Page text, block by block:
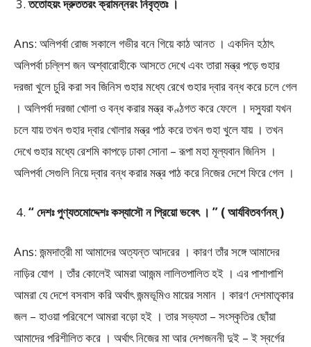
ততোহয়ং দ্রুততরং ক্রামন্নরং নিবৃত্তঃ ।
Ans: অলিপর্বা রোজ সকালে গভীর বনে গিয়ে কাঠ আনত । একদিন হঠাৎ
অলিপর্বা চল্লিশ জন অশ্বারোহীকে আসতে দেখে এবং তারা মন্ত্র পড়ে গুহার
দরজা খুলে চুরি করা সব জিনিস গুহার মধ্যে রেখে গুহার দ্বার বন্ধ করে চলে গেল
। অলিপর্বা দরজা খোলা ও বন্ধ করার মন্ত্র কণ্ঠগত করে ফেলে । দস্যুরা যখন
চলে যায় তখন গুহার দ্বার খোলার মন্ত্র পাঠ করে তখন গুহা খুলে যায় । তখন
দেখে গুহার মধ্যে রেশমি কাপড়ে ঢাকা সোনা – রূপা মহা মূল্যবান জিনিস ।
অলিপর্বা সেগুলি নিয়ে দ্বার বন্ধ করার মন্ত্র পাঠ করে নিজের দেশে ফিরে গেল ।
“ দেশঃ পুণ্যতমোদ্দেশঃ কস্যাসৌ ন প্রিয়ো ভবেৎ । ” ( আর্যবিতবর্ণনম্ )
Ans: জন্মদাত্রী মা আমাদের অত্যন্ত আদরের । কারণ তাঁর সঙ্গে আমাদের
নাড়ির যোগ । তাঁর কোলেই আমরা আজন্ম লালিতপালিত হই । এর পাশাপাশি
আমরা যে দেশে বসবাস করি অর্থাৎ জন্মভূমিও মায়ের সমান । কারণ দেশমাতৃকার
জল – হাওয়া পরিবেশে আমরা বড়ো হই । তার সভ্যতা – সংস্কৃতির ছোঁয়া
আমাদের পরিশীলিত করে । অর্থাৎ নিজের মা আর দেশজননী দুই – ই স্বর্গের